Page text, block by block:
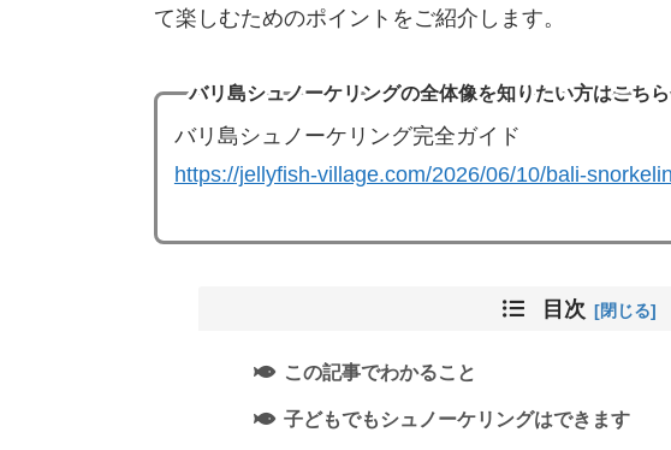
て楽しむためのポイントをご紹介します。
バリ島シュノーケリングの全体像を知りたい方はこちら
バリ島シュノーケリング完全ガイド
https://jellyfish-village.com/2026/06/10/bali-
目次
この記事でわかること
子どもでもシュノーケリングはできます